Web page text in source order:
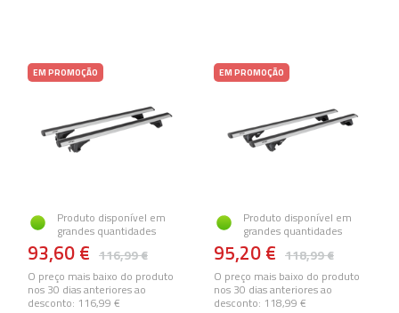
EM PROMOÇÃO
Produto disponível em
grandes quantidades
116,99 €
93,60 €
O preço mais baixo do produto
nos 30 dias anteriores ao
desconto: 116,99 €
EM PROMOÇÃO
Produto disponível em
grandes quantidades
118,99 €
95,20 €
O preço mais baixo do produto
nos 30 dias anteriores ao
desconto: 118,99 €